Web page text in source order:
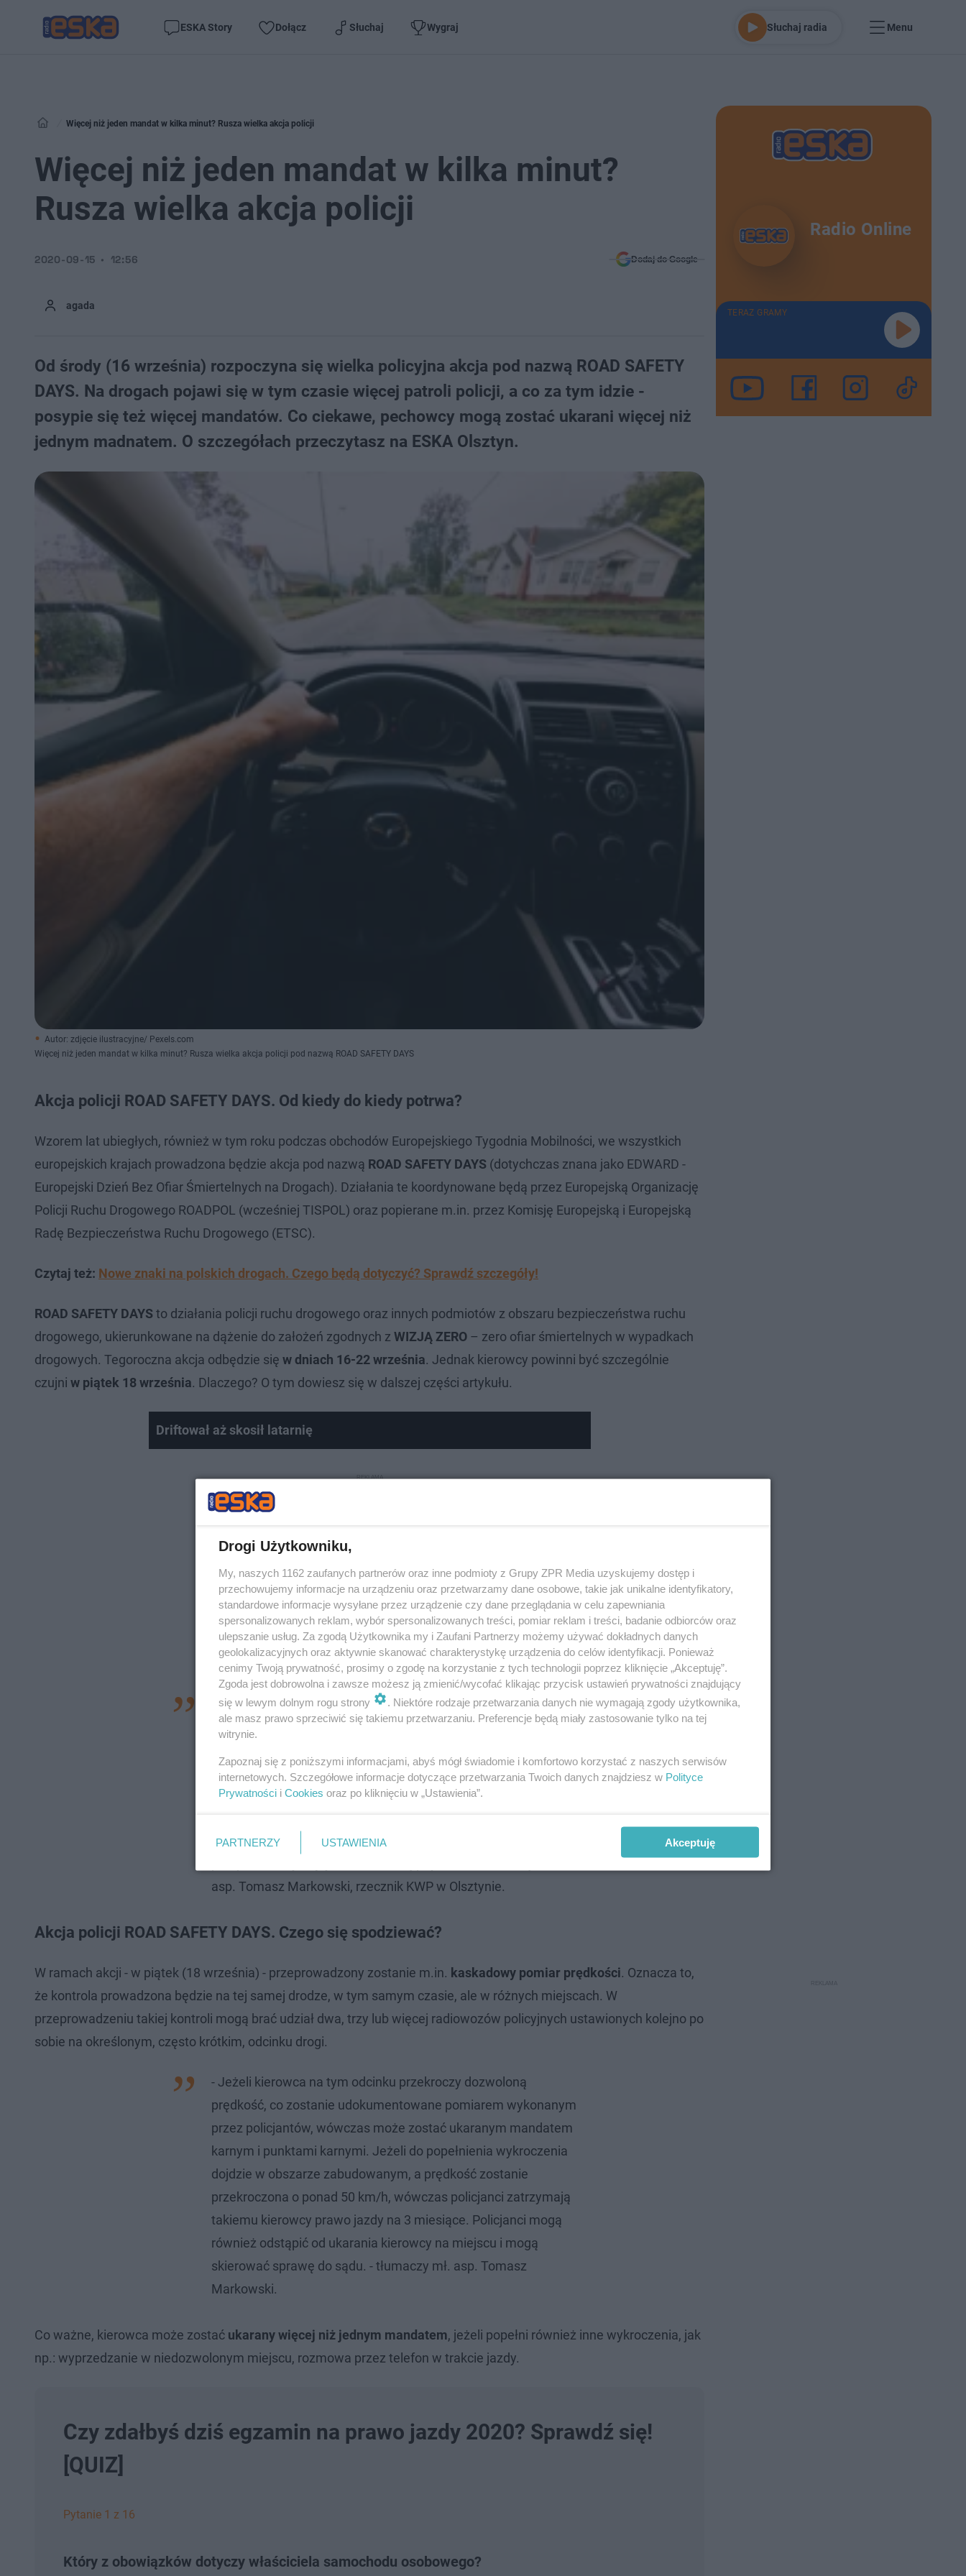
ESKA Story Dołącz Słuchaj Wygraj Słuchaj radia Menu
Więcej niż jeden mandat w kilka minut? Rusza wielka akcja policji
Więcej niż jeden mandat w kilka minut?
Rusza wielka akcja policji
agada
2020-09-15 12:56 Dodaj do Google
Od środy (16 września) rozpoczyna się wielka policyjna akcja pod nazwą ROAD SAFETY
DAYS. Na drogach pojawi się w tym czasie więcej patroli policji, a co za tym idzie -
posypie się też więcej mandatów. Co ciekawe, pechowcy mogą zostać ukarani więcej niż
jednym madnatem. O szczegółach przeczytasz na ESKA Olsztyn.
Autor: zdjęcie ilustracyjne/ Pexels.com
Więcej niż jeden mandat w kilka minut? Rusza wielka akcja policji pod nazwą ROAD SAFETY DAYS
Akcja policji ROAD SAFETY DAYS. Od kiedy do kiedy potrwa?
Wzorem lat ubiegłych, również w tym roku podczas obchodów Europejskiego Tygodnia Mobilności, we wszystkich
europejskich krajach prowadzona będzie akcja pod nazwą ROAD SAFETY DAYS (dotychczas znana jako EDWARD -
Europejski Dzień Bez Ofiar Śmiertelnych na Drogach). Działania te koordynowane będą przez Europejską Organizację
Policji Ruchu Drogowego ROADPOL (wcześniej TISPOL) oraz popierane m.in. przez Komisję Europejską i Europejską
Radę Bezpieczeństwa Ruchu Drogowego (ETSC).
Czytaj też: Nowe znaki na polskich drogach. Czego będą dotyczyć? Sprawdź szczegóły!
ROAD SAFETY DAYS to działania policji ruchu drogowego oraz innych podmiotów z obszaru bezpieczeństwa ruchu
drogowego, ukierunkowane na dążenie do założeń zgodnych z WIZJĄ ZERO – zero ofiar śmiertelnych w wypadkach
drogowych. Tegoroczna akcja odbędzie się w dniach 16-22 września. Jednak kierowcy powinni być szczególnie
czujni w piątek 18 września. Dlaczego? O tym dowiesz się w dalszej części artykułu.
Driftował aż skosił latarnię
- W związku z prowadzoną akcją, w najbliższych dniach kierowcy
również na Warmii i Mazurach będą mogli spodziewać się
kompetencjach mają realizację zadań z zakresu nadzoru nad
ruchem drogowym. Funkcjonariusze będą nadzorować ruch
liczba zdarzeń drogowych i dochodzi do częstego łamania
asp. Tomasz Markowski, rzecznik KWP w Olsztynie.
Akcja policji ROAD SAFETY DAYS. Czego się spodziewać?
W ramach akcji - w piątek (18 września) - przeprowadzony zostanie m.in. kaskadowy pomiar prędkości. Oznacza to,
że kontrola prowadzona będzie na tej samej drodze, w tym samym czasie, ale w różnych miejscach. W
przeprowadzeniu takiej kontroli mogą brać udział dwa, trzy lub więcej radiowozów policyjnych ustawionych kolejno po
sobie na określonym, często krótkim, odcinku drogi.
- Jeżeli kierowca na tym odcinku przekroczy dozwoloną
prędkość, co zostanie udokumentowane pomiarem wykonanym
przez policjantów, wówczas może zostać ukaranym mandatem
karnym i punktami karnymi. Jeżeli do popełnienia wykroczenia
dojdzie w obszarze zabudowanym, a prędkość zostanie
przekroczona o ponad 50 km/h, wówczas policjanci zatrzymają
takiemu kierowcy prawo jazdy na 3 miesiące. Policjanci mogą
również odstąpić od ukarania kierowcy na miejscu i mogą
skierować sprawę do sądu. - tłumaczy mł. asp. Tomasz
Markowski.
Co ważne, kierowca może zostać ukarany więcej niż jednym mandatem, jeżeli popełni również inne wykroczenia, jak
np.: wyprzedzanie w niedozwolonym miejscu, rozmowa przez telefon w trakcie jazdy.
Czy zdałbyś dziś egzamin na prawo jazdy 2020? Sprawdź się!
[QUIZ]
Pytanie 1 z 16
Który z obowiązków dotyczy właściciela samochodu osobowego?
Radio Online
TERAZ GRAMY
Drogi Użytkowniku,
My, naszych 1162 zaufanych partnerów oraz inne podmioty z Grupy ZPR Media uzyskujemy dostęp i
przechowujemy informacje na urządzeniu oraz przetwarzamy dane osobowe, takie jak unikalne identyfikatory,
standardowe informacje wysyłane przez urządzenie czy dane przeglądania w celu zapewniania
spersonalizowanych reklam, wybór spersonalizowanych treści, pomiar reklam i treści, badanie odbiorców oraz
ulepszanie usług. Za zgodą Użytkownika my i Zaufani Partnerzy możemy używać dokładnych danych
geolokalizacyjnych oraz aktywnie skanować charakterystykę urządzenia do celów identyfikacji. Ponieważ
cenimy Twoją prywatność, prosimy o zgodę na korzystanie z tych technologii poprzez kliknięcie „Akceptuję”.
Zgoda jest dobrowolna i zawsze możesz ją zmienić/wycofać klikając przycisk ustawień prywatności znajdujący
się w lewym dolnym rogu strony
. Niektóre rodzaje przetwarzania danych nie wymagają zgody użytkownika,
ale masz prawo sprzeciwić się takiemu przetwarzaniu. Preferencje będą miały zastosowanie tylko na tej
witrynie.
Zapoznaj się z poniższymi informacjami, abyś mógł świadomie i komfortowo korzystać z naszych serwisów
internetowych. Szczegółowe informacje dotyczące przetwarzania Twoich danych znajdziesz w Polityce
Prywatności i Cookies oraz po kliknięciu w „Ustawienia”.
PARTNERZY USTAWIENIA Akceptuję